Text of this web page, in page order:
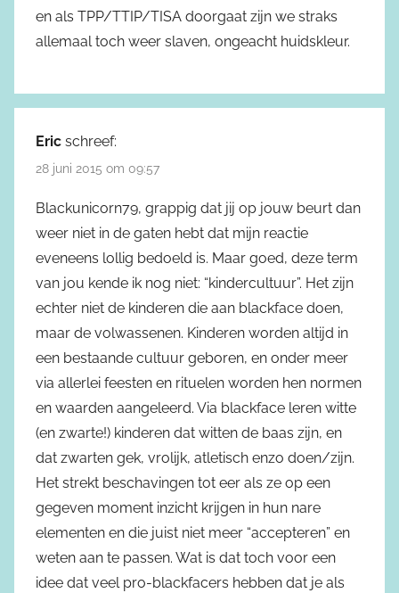
en als TPP/TTIP/TISA doorgaat zijn we straks
allemaal toch weer slaven, ongeacht huidskleur.
Eric schreef:
28 juni 2015 om 09:57
Blackunicorn79, grappig dat jij op jouw beurt dan
weer niet in de gaten hebt dat mijn reactie
eveneens lollig bedoeld is. Maar goed, deze term
van jou kende ik nog niet: “kindercultuur”. Het zijn
echter niet de kinderen die aan blackface doen,
maar de volwassenen. Kinderen worden altijd in
een bestaande cultuur geboren, en onder meer
via allerlei feesten en rituelen worden hen normen
en waarden aangeleerd. Via blackface leren witte
(en zwarte!) kinderen dat witten de baas zijn, en
dat zwarten gek, vrolijk, atletisch enzo doen/zijn.
Het strekt beschavingen tot eer als ze op een
gegeven moment inzicht krijgen in hun nare
elementen en die juist niet meer “accepteren” en
weten aan te passen. Wat is dat toch voor een
idee dat veel pro-blackfacers hebben dat je als